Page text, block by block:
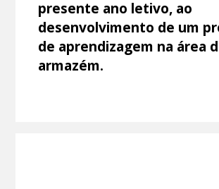
presente ano letivo, ao
desenvolvimento de um
de aprendizagem na área
armazém.